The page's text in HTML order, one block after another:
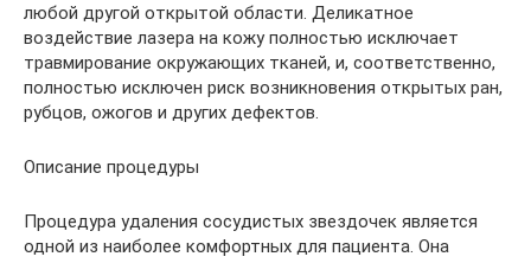
любой другой открытой области. Деликатное
воздействие лазера на кожу полностью исключает
травмирование окружающих тканей, и, соответственно,
полностью исключен риск возникновения открытых ран,
рубцов, ожогов и других дефектов.
Описание процедуры
Процедура удаления сосудистых звездочек является
одной из наиболее комфортных для пациента. Она